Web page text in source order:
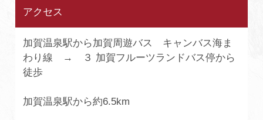
アクセス
加賀温泉駅から加賀周遊バス キャンバス海ま
わり線 → ３ 加賀フルーツランドバス停から
徒歩
加賀温泉駅から約6.5km